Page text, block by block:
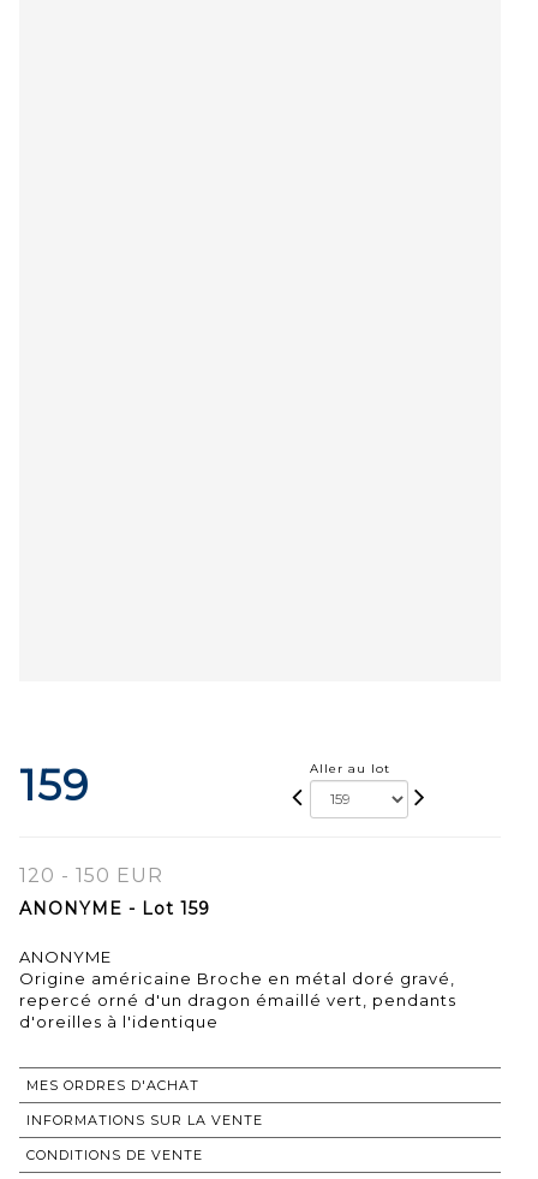
159 Aller au lot
120 - 150 EUR
ANONYME - Lot 159
ANONYME
Origine américaine Broche en métal doré gravé,
repercé orné d'un dragon émaillé vert, pendants
d'oreilles à l'identique
MES ORDRES D'ACHAT
INFORMATIONS SUR LA VENTE
CONDITIONS DE VENTE